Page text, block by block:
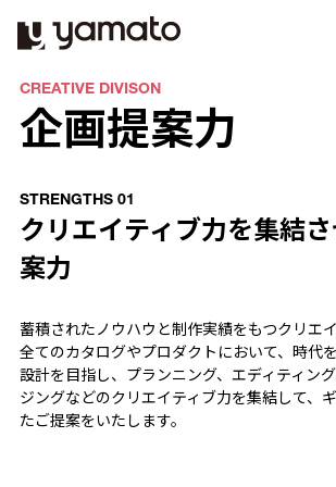
CREATIVE DIVISON
企画提案力
STRENGTHS 01
クリエイティブ力を集結
案力
蓄積されたノウハウと制作実績をもつクリエ
全てのカタログやプロダクトにおいて、時代
設計を目指し、プランニング、エディティン
ジングなどのクリエイティブ力を集結して、
たご提案をいたします。